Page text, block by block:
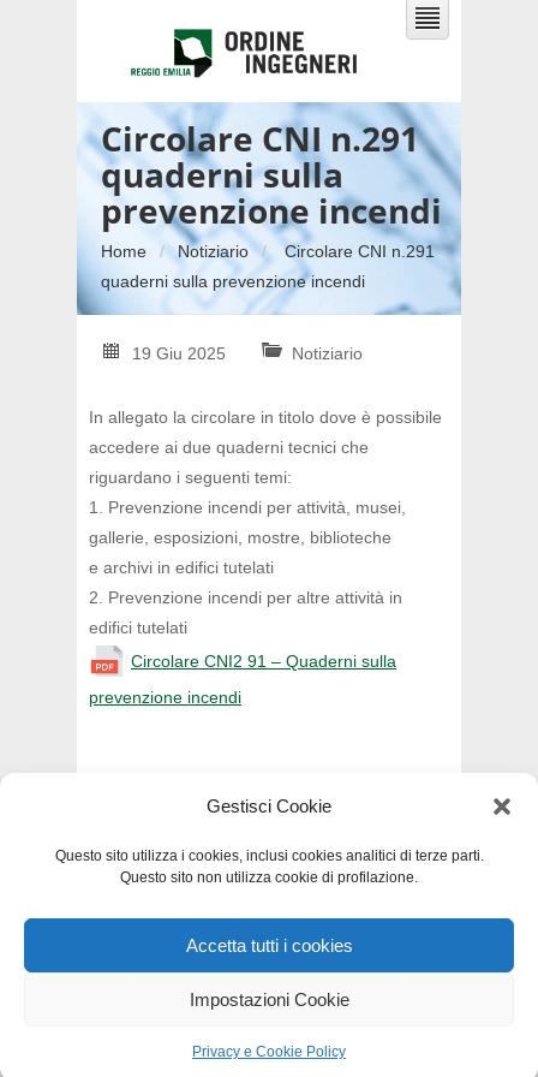
Gestisci Cookie
Questo sito utilizza i cookies, inclusi cookies analitici di terze parti.
Questo sito non utilizza cookie di profilazione.
Accetta tutti i cookies
Impostazioni Cookie
Privacy e Cookie Policy
Circolare CNI n.291
quaderni sulla
prevenzione incendi
Home Notiziario
Circolare CNI n.291
quaderni sulla prevenzione incendi
19 Giu 2025 Notiziario
In allegato la circolare in titolo dove è possibile
accedere ai due quaderni tecnici che
riguardano i seguenti temi:
1. Prevenzione incendi per attività, musei,
gallerie, esposizioni, mostre, biblioteche
e archivi in edifici tutelati
2. Prevenzione incendi per altre attività in
edifici tutelati
Circolare CNI2 91 – Quaderni sulla
prevenzione incendi
accessibilità-Mappa del sito